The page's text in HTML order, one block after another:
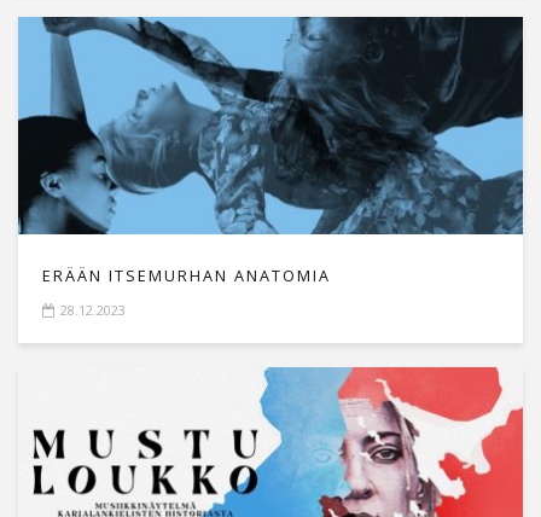
ERÄÄN ITSEMURHAN ANATOMIA
28.12.2023